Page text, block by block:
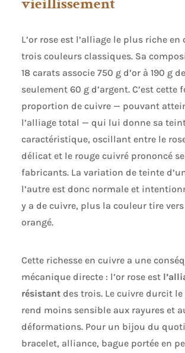
nous engageons à vous fournir une
L’or rose est l’alliage le plus riche en
trois couleurs classiques. Sa
18 carats associe 750 g d’or à 190 g
seulement 60 g d’argent. C’est cette
proportion de cuivre — pouvant
l’alliage total — qui lui donne sa
caractéristique, oscillant entre le
délicat et le rouge cuivré prononcé
fabricants. La variation de teinte
l’autre est donc normale et
y a de cuivre, plus la couleur tire
orangé.
Cette richesse en cuivre a une
mécanique directe : l’or rose est
résistantdes trois. Le cuivre durcit le
rend moins sensible aux rayures et
déformations. Pour un bijou du
bracelet, alliance, bague portée en